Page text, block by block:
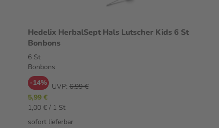
Hedelix HerbalSept Hals Lutscher Kids 6 St
Bonbons
6 St
Bonbons
-14% UVP: 6,99 €
5,99 €
1,00 € / 1 St
sofort lieferbar